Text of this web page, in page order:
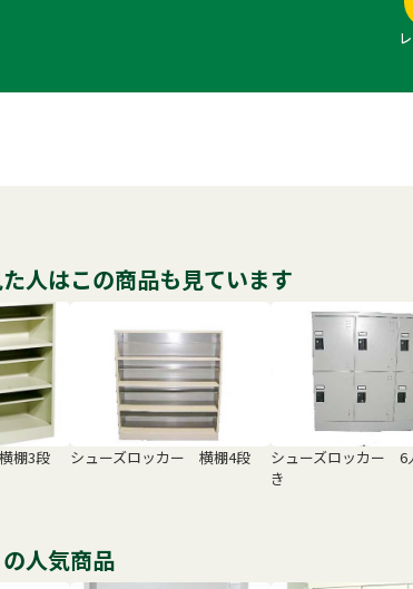
人はこの商品も見ています
棚3段 シューズロッカー 横棚4段
シューズロッカー 6
き
人気商品